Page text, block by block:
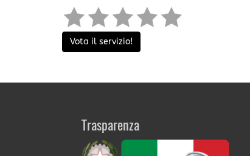
Vota il servizio!
Trasparenza